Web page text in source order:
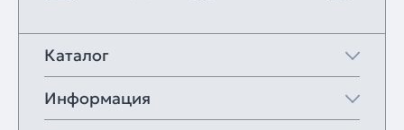
Каталог
Информация